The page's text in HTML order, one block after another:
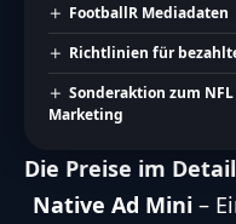
FootballR Mediadaten
Richtlinien für
Sonderaktion zum
Marketing
Die Preise im Detail
Native Ad Mini –